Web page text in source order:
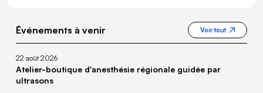
Événements à venir Voir tout
22 août 2026
Atelier-boutique d'anesthésie régionale guidée par
ultrasons